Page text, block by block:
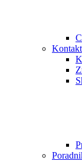
Kontakt